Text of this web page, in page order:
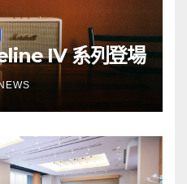
IV 系列登場